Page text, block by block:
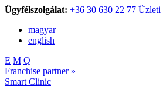
Ügyfélszolgálat: +36 30 630 22 77 Üzleti
magyar
english
E M Q
Franchise partner »
Smart Clinic